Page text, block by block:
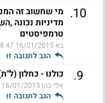
10
. מי שחשוב זה
מדיניות נכונה
טרמפיסטים
בא16/01/2015 08:47
הגב לתגובה זו
9
. כולנו - כחלון
אלי כהן16/01/2015 06:16
הגב לתגובה זו